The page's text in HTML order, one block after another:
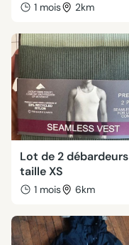
1 mois 2km
Lot de 2 débardeurs
taille XS
1 mois 6km